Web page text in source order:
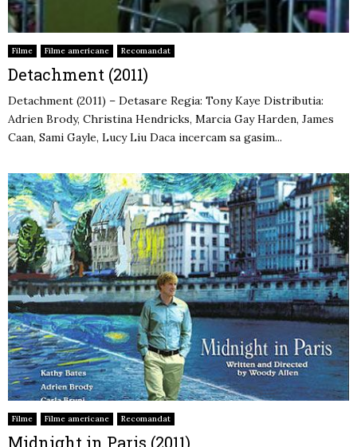
Filme Filme americane Recomandat
Detachment (2011)
Detachment (2011) – Detasare Regia: Tony Kaye Distributia:
Adrien Brody, Christina Hendricks, Marcia Gay Harden, James
Caan, Sami Gayle, Lucy Liu Daca incercam sa gasim...
Filme Filme americane Recomandat
Midnight in Paris (2011)